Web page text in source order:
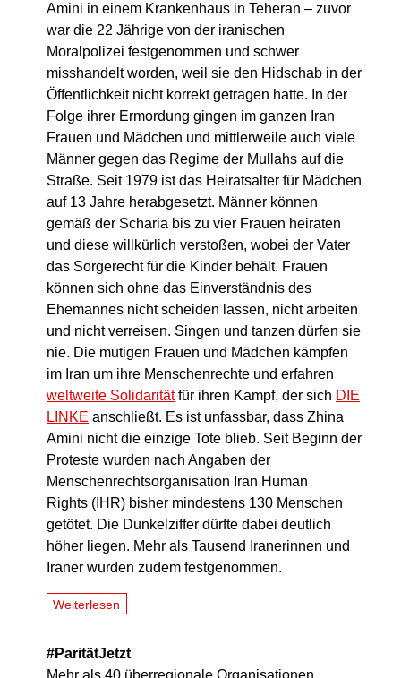
Amini in einem Krankenhaus in Teheran – zuvor
war die 22 Jährige von der iranischen
Moralpolizei festgenommen und schwer
misshandelt worden, weil sie den Hidschab in der
Öffentlichkeit nicht korrekt getragen hatte. In der
Folge ihrer Ermordung gingen im ganzen Iran
Frauen und Mädchen und mittlerweile auch viele
Männer gegen das Regime der Mullahs auf die
Straße. Seit 1979 ist das Heiratsalter für Mädchen
auf 13 Jahre herabgesetzt. Männer können
gemäß der Scharia bis zu vier Frauen heiraten
und diese willkürlich verstoßen, wobei der Vater
das Sorgerecht für die Kinder behält. Frauen
können sich ohne das Einverständnis des
Ehemannes nicht scheiden lassen, nicht arbeiten
und nicht verreisen. Singen und tanzen dürfen sie
nie. Die mutigen Frauen und Mädchen kämpfen
im Iran um ihre Menschenrechte und erfahren
weltweite Solidaritätfür ihren Kampf, der sich DIE
LINKE anschließt. Es ist unfassbar, dass Zhina
Amini nicht die einzige Tote blieb. Seit Beginn der
Proteste wurden nach Angaben der
Menschenrechtsorganisation Iran Human
Rights (IHR) bisher mindestens 130 Menschen
getötet. Die Dunkelziffer dürfte dabei deutlich
höher liegen. Mehr als Tausend Iranerinnen und
Iraner wurden zudem festgenommen.
Weiterlesen
#ParitätJetzt